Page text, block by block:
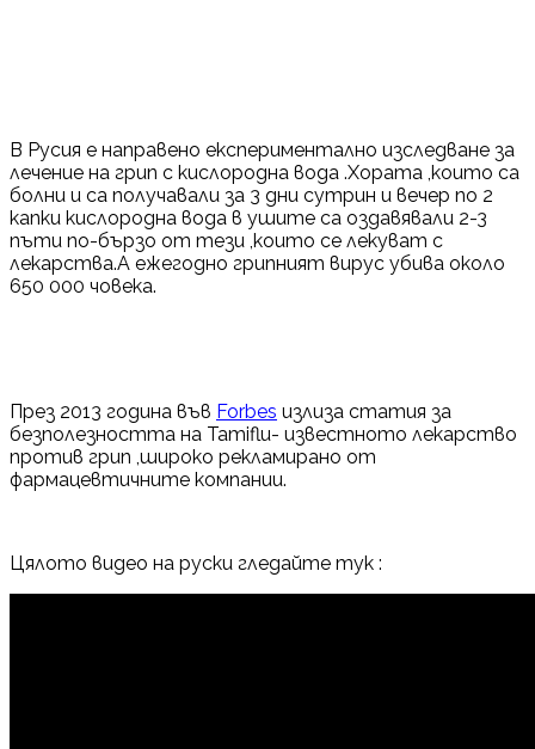
В Русия е направено експериментално изследване за
лечение на грип с кислородна вода .Хората ,които са
болни и са получавали за 3 дни сутрин и вечер по 2
капки кислородна вода в ушите са оздавявали 2-3
пъти по-бързо от тези ,които се лекуват с
лекарства.А ежегодно грипният вирус убива около
650 000 човека.
През 2013 година във Forbes излиза статия за
безполезността на Tamiflu- известното лекарство
против грип ,широко рекламирано от
фармацевтичните компании.
Цялото видео на руски гледайте тук :